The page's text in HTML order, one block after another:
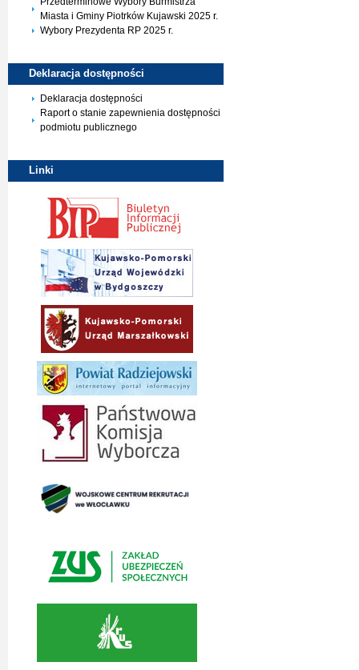
Miasta i Gminy Piotrków Kujawski 2025 r.
Wybory Prezydenta RP 2025 r.
Deklaracja dostępności
Deklaracja dostępności
Raport o stanie zapewnienia dostępności
podmiotu publicznego
Linki